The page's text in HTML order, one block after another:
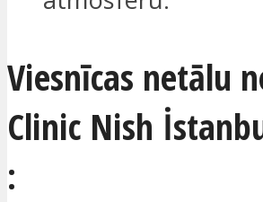
Viesnīcas netālu
Clinic Nish
: